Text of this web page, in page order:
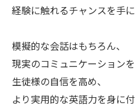
経験に触れるチャンスを手
模擬的な会話はもちろん、
現実のコミュニケーション
生徒様の自信を高め、
より実用的な英語力を身に